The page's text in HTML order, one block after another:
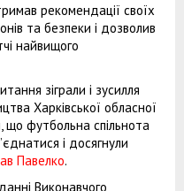
рекомендації своїх
та безпеки і дозволив
найвищого
зіграли і зусилля
Харківської обласної
що футбольна спільнота
і досягнули
Павелко.
Виконавчого